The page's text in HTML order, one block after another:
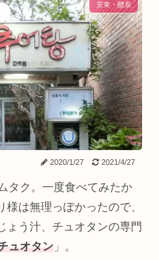
安東・醴泉
2020/1/27 2021/4/27
タク。一度食べてみたか
は無理っぽかったので、
ょう汁、チュオタンの専門
ュオタン 」。